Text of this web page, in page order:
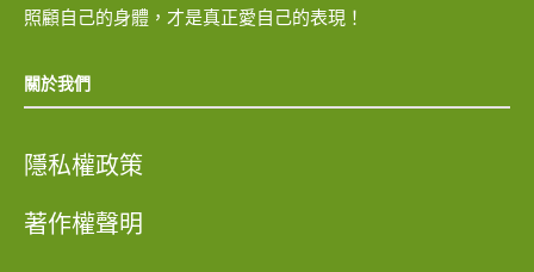
照顧自己的身體，才是真正愛自己的表現！
關於我們
隱私權政策
著作權聲明